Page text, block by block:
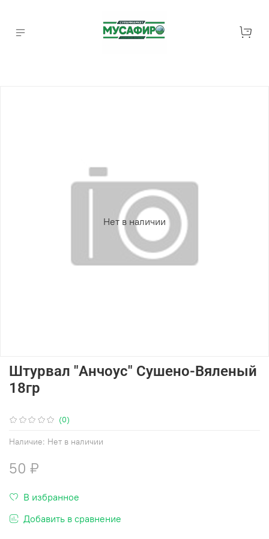
Нет в наличии
(0)
Наличие: Нет в наличии
Штурвал "Анчоус" Сушено-Вяленый
18гр
50 ₽
В избранное
Добавить в сравнение